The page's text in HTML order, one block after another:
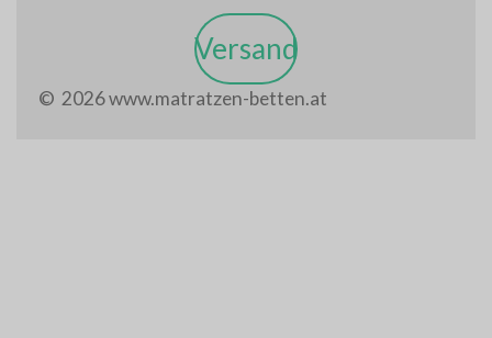
Versand
© 2026 www.matratzen-betten.at